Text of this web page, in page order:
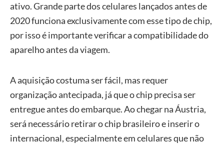
ativo. Grande parte dos celulares lançados antes de
2020 funciona exclusivamente com esse tipo de chip,
por isso é importante verificar a compatibilidade do
aparelho antes da viagem.
A aquisição costuma ser fácil, mas requer
organização antecipada, já que o chip precisa ser
entregue antes do embarque. Ao chegar na Áustria,
será necessário retirar o chip brasileiro e inserir o
internacional, especialmente em celulares que não